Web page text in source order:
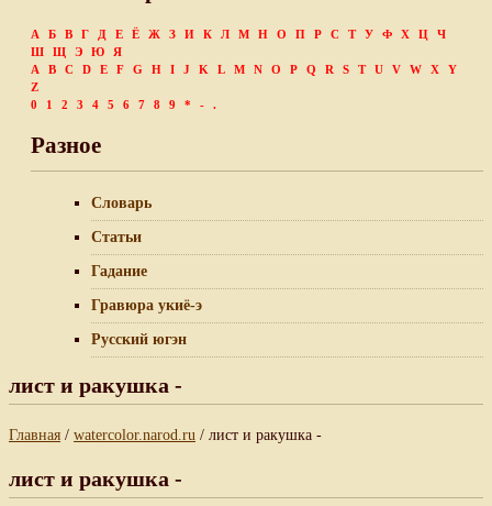
А Б В Г Д Е Ё Ж З И К Л М Н О П Р С Т У Ф Х Ц
Ч
Ш
Щ Э Ю
Я
A
B C D E F G H I J K L M N O P Q R S T U V W X
Y
Z
0
1 2 3 4 5 6 7 8 9 * - .
Разное
Словарь
Статьи
Гадание
Гравюра укиё-э
Русский югэн
лист и ракушка -
Главная / watercolor.narod.ru / лист и ракушка -
лист и ракушка -